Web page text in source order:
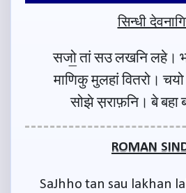
सिन्धी
सजो॒ तां सउ लखनि लहे।
माणिकु मुलहां वितरो।
सोझे स़राफ़नि। बे बहा
ROMAN
SaJhho tan sau lakhan